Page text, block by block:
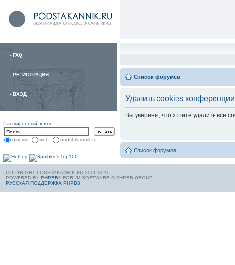
- FAQ
- РЕГИСТРАЦИЯ
- ВХОД
Расширенный поиск
форум web podstakannik.ru
Список форумов
Удалить cookies конференции
Вы уверены, что хотите удалить все
Список форумов
COPYRIGHT PODSTAKANNIK.RU 2006-2011.
POWERED BY PHPBB® FORUM SOFTWARE © PHPBB GROUP
РУССКАЯ ПОДДЕРЖКА PHPBB